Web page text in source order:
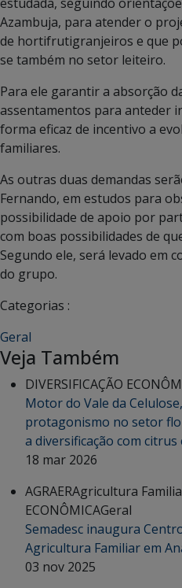
Azambuja, para atender o
de hortifrutigranjeiros e que
se também no setor leiteiro.
Para ele garantir a absorção
assentamentos para anteder
forma eficaz de incentivo a
familiares.
As outras duas demandas
Fernando, em estudos para
possibilidade de apoio por
com boas possibilidades de
Segundo ele, será levado em
do grupo.
Categorias :
Geral
Veja Também
DIVERSIFICAÇÃO
Motor do Vale da
protagonismo no setor
a diversificação com citrus
18 mar 2026
AGRAERAgricultura
ECONÔMICAGeral
Semadesc inaugura
Agricultura Familiar em
03 nov 2025